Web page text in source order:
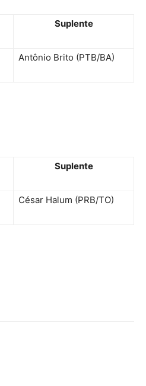
Suplente
Antônio Brito (PTB/BA)
Suplente
César Halum (PRB/TO)